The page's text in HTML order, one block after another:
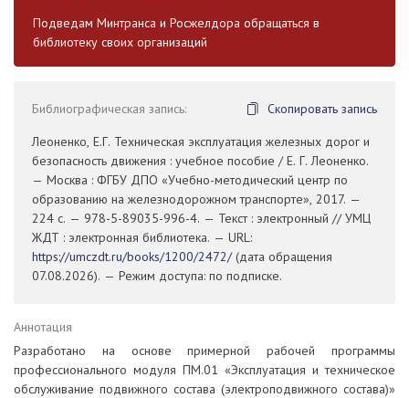
Подведам Минтранса и Росжелдора обращаться в
библиотеку своих организаций
Библиографическая запись:
Скопировать запись
Леоненко, Е.Г. Техническая эксплуатация железных дорог и
безопасность движения : учебное пособие / Е. Г. Леоненко.
— Москва : ФГБУ ДПО «Учебно-методический центр по
образованию на железнодорожном транспорте», 2017. —
224 с. — 978-5-89035-996-4. — Текст : электронный // УМЦ
ЖДТ : электронная библиотека. — URL:
https://umczdt.ru/books/1200/2472/(дата обращения
07.08.2026). — Режим доступа: по подписке.
Аннотация
Разработано на основе примерной рабочей программы
профессионального модуля ПМ.01 «Эксплуатация и техническое
обслуживание подвижного состава (электроподвижного состава)»